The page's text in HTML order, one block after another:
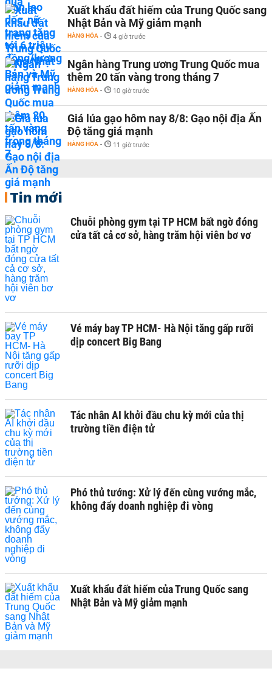
Xuất khẩu đất hiếm của Trung Quốc sang
Nhật Bản và Mỹ giảm mạnh
HÀNG HÓA - 4 giờ trước
Ngân hàng Trung ương Trung Quốc mua
thêm 20 tấn vàng trong tháng 7
HÀNG HÓA - 10 giờ trước
Giá lúa gạo hôm nay 8/8: Gạo nội địa Ấn
Độ tăng giá mạnh
HÀNG HÓA - 11 giờ trước
Tin mới
Chuỗi phòng gym tại TP HCM bất ngờ đóng
cửa tất cả cơ sở, hàng trăm hội viên bơ vơ
Vé máy bay TP HCM- Hà Nội tăng gấp rưỡi
dịp concert Big Bang
Tác nhân AI khởi đầu chu kỳ mới của thị
trường tiền điện tử
Phó thủ tướng: Xử lý đến cùng vướng mắc,
không đẩy doanh nghiệp đi vòng
Xuất khẩu đất hiếm của Trung Quốc sang
Nhật Bản và Mỹ giảm mạnh